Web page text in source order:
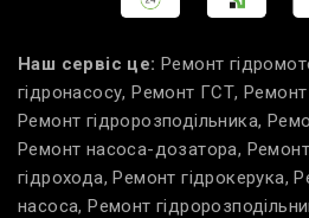
Наш сервіс це: Ремонт
гідронасосу, Ремонт ГСТ,
Ремонт гідророзподільника,
Ремонт насоса-дозатора,
гідрохода, Ремонт гідрокерука,
насоса, Ремонт